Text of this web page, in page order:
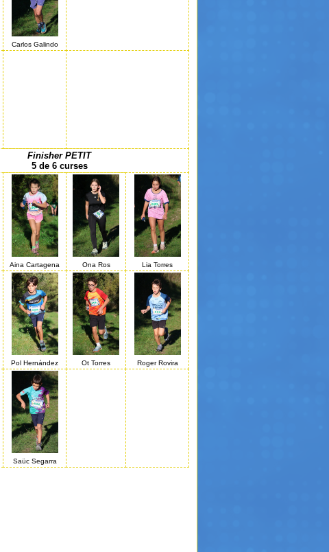
Carlos Galindo
Finisher PETIT
5 de 6 curses
Aina Cartagena Ona Ros Lia Torres
Pol Hernández Ot Torres Roger Rovira
Saüc Segarra